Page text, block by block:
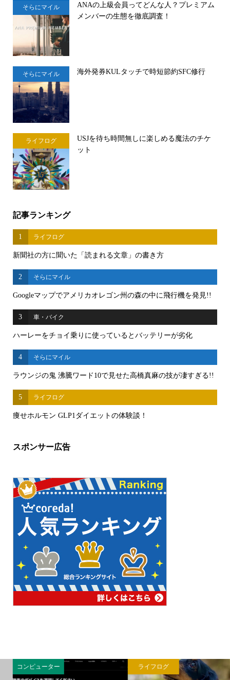
そらにマイル
ANAの上級会員ってどんな人？プレミアム
メンバーの生態を徹底調査！
そらにマイル 海外発券KULタッチで時短節約SFC修行
ライフログ
USJを待ち時間無しに楽しめる魔法のチケ
ット
記事ランキング
1 ライフログ
新聞社の方に聞いた「読まれる文章」の書き方
2 そらにマイル
Googleマップでアメリカオレゴン州の森の中に飛行機を発見!!
3 車・バイク
ハーレーをチョイ乗りに使っているとバッテリーが劣化
4 そらにマイル
ラウンジの鬼 沸騰ワード10で見せた高橋真麻の技が凄すぎる!!
5 ライフログ
痩せホルモン GLP1ダイエットの体験談！
スポンサー広告
ライフログ 英語